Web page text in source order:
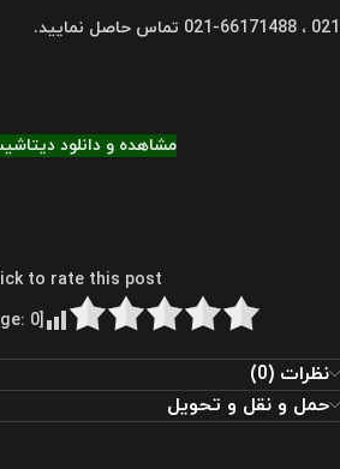
021 ، 66171488-021 تماس حاصل نمایید.
مشاهده و دانلود
to rate this post!
[Total:
0
نظرات (0)
حمل و نقل و تحویل